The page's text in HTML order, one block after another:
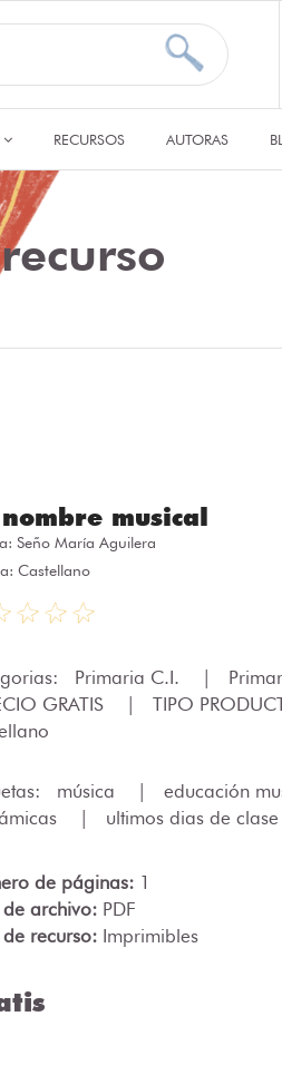
RECURSOS AUTORAS
musical
Seño María Aguilera
Castellano
Primaria C.I.
GRATIS
TIPO
música educación
ultimos dias de clase
de páginas: 1
archivo: PDF
recurso: Imprimibles